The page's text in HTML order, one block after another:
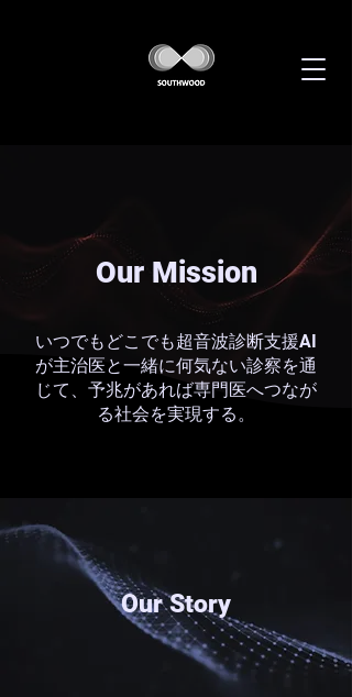
Our Mission
いつでもどこでも超音波診断支援AI
が主治医と一緒に何気ない診察を通
じて、予兆があれば専門医へつなが
る社会を実現する。
Our Story